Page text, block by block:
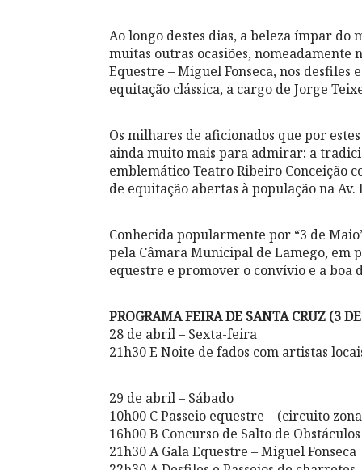
Ao longo destes dias, a beleza ímpar
muitas outras ocasiões, nomeadamente
Equestre – Miguel Fonseca, nos desfiles
equitação clássica, a cargo de Jorge
Os milhares de aficionados que por
ainda muito mais para admirar: a
emblemático Teatro Ribeiro Conceição
de equitação abertas à população na Av.
Conhecida popularmente por “3 de
pela Câmara Municipal de Lamego,
equestre e promover o convívio e a boa
PROGRAMA FEIRA DE SANTA CRUZ (3
28 de abril – Sexta-feira
21h30 E Noite de fados com artistas
29 de abril – Sábado
10h00 C Passeio equestre – (circuito
16h00 B Concurso de Salto de Obstáculos
21h30 A Gala Equestre – Miguel Fonseca